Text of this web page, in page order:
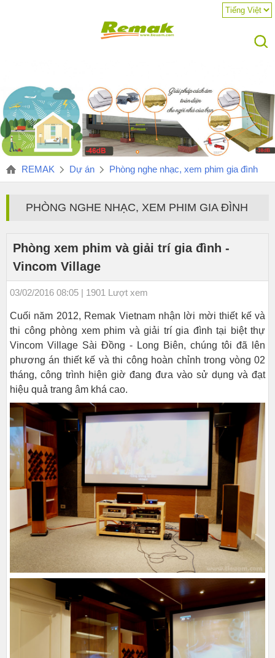
REMAK Dự án Phòng nghe nhạc, xem phim gia đình
PHÒNG NGHE NHẠC, XEM PHIM GIA ĐÌNH
Phòng xem phim và giải trí gia đình -
Vincom Village
03/02/2016 08:05 | 1901 Lượt xem
Cuối năm 2012, Remak Vietnam nhận lời mời thiết kế và
thi công phòng xem phim và giải trí gia đình tại biệt thự
Vincom Village Sài Đồng - Long Biên, chúng tôi đã lên
phương án thiết kế và thi công hoàn chỉnh trong vòng 02
tháng, công trình hiện giờ đang đưa vào sử dụng và đạt
hiệu quả trang âm khá cao.